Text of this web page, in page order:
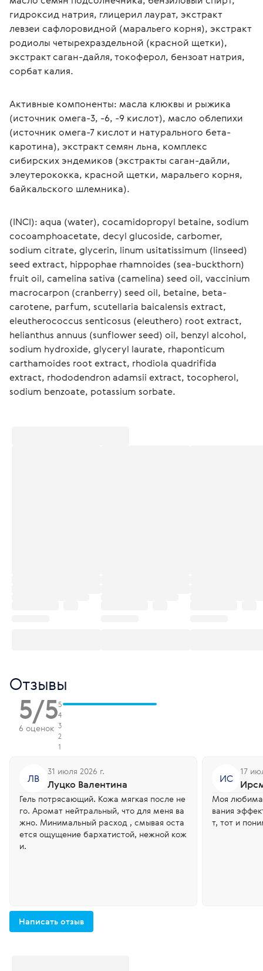
гидроксид натрия, глицерил лаурат, экстракт
левзеи сафлоровидной (маральего корня), экстракт
родиолы четырехраздельной (красной щетки),
экстракт саган-дайля, токоферол, бензоат натрия,
сорбат калия.
Активные компоненты: масла клюквы и рыжика
(источник омега-3, -6, -9 кислот), масло облепихи
(источник омега-7 кислот и натурального бета-
каротина), экстракт семян льна, комплекс
сибирских эндемиков (экстракты саган-дайли,
элеутерококка, красной щетки, маральего корня,
байкальского шлемника).
(INCI): aqua (water), cocamidopropyl betaine, sodium
cocoamphoacetate, decyl glucoside, carbomer,
sodium citrate, glycerin, linum usitatissimum (linseed)
seed extract, hippophae rhamnoides (sea-buckthorn)
fruit oil, camelina sativa (camelina) seed oil, vaccinium
macrocarpon (cranberry) seed oil, betaine, beta-
carotene, parfum, scutellaria baicalensis extract,
eleutherococcus senticosus (eleuthero) root extract,
helianthus annuus (sunflower seed) oil, benzyl alcohol,
sodium hydroxide, glyceryl laurate, rhaponticum
carthamoides root extract, rhodiola quadrifida
extract, rhododendron adamsii extract, tocopherol,
sodium benzoate, potassium sorbate.
Отзывы
5/5
6 оценок
5
4
3
2
1
ЛВ
31 июля 2026 г.
Луцко Валентина
Гель потрясающий. Кожа мягкая после не
го. Аромат нейтральный, что для меня ва
жно. Минимальный расход , смывая оста
ется ощущение бархатистой, нежной кож
и.
ИС
17
Моя
вания
т, тот и
Написать отзыв